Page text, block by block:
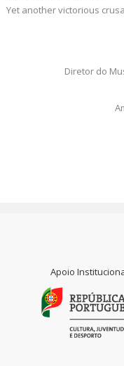
Yet another victorious
Diretor do
Apoio